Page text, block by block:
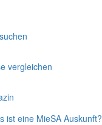
vergleichen
ist eine MieSA Auskunft?